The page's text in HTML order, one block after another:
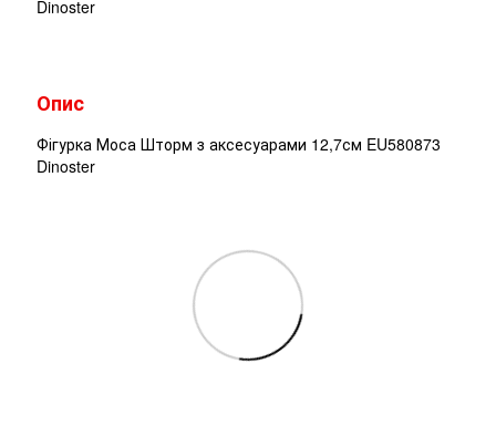
Dinoster
Опис
Фігурка Моса Шторм з аксесуарами 12,7см EU580873
Dinoster